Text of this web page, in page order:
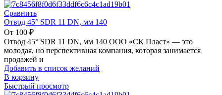
Сравнить
Отвод 45° SDR 11 DN, мм 140
От 100 ₽
Отвод 45° SDR 11 DN, мм 140 ООО «СК Пласт» — это
молодая, но перспективная компания, которая занимается
продажей и
Добавить в список желаний
В корзину
Быстрый просмотр